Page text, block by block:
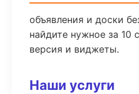
объявления и доски
найдите нужное за 10
версия и виджеты.
Наши услуги